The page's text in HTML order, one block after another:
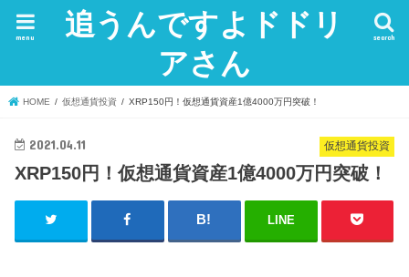
追うんですよドドリ
アさん
search
menu
HOME 仮想通貨投資 XRP150円！仮想通貨資産1億4000万円突破！
仮想通貨投資
2021.04.11
XRP150円！仮想通貨資産1億4000万円突破！
LINE